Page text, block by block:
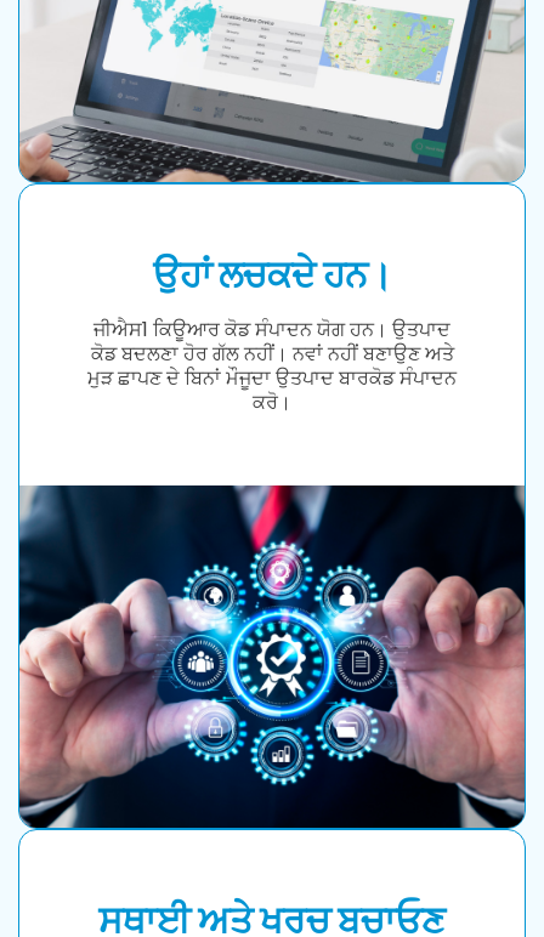
ਉਹਾਂ ਲਚਕਦੇ ਹਨ।
ਜੀਐਸ1 ਕਿਊਆਰ ਕੋਡ ਸੰਪਾਦਨ ਯੋਗ ਹਨ। ਉਤਪਾਦ
ਕੋਡ ਬਦਲਣਾ ਹੋਰ ਗੱਲ ਨਹੀਂ। ਨਵਾਂ ਨਹੀਂ ਬਣਾਉਣ ਅਤੇ
ਮੁੜ ਛਾਪਣ ਦੇ ਬਿਨਾਂ ਮੌਜੂਦਾ ਉਤਪਾਦ ਬਾਰਕੋਡ ਸੰਪਾਦਨ
ਕਰੋ।
ਸਥਾਈ ਅਤੇ ਖਰਚ ਬਚਾਓਣ